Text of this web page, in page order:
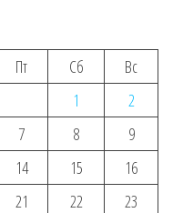
Пт Сб
Вс
1
2
7 8
9
14 15
16
21 22
23